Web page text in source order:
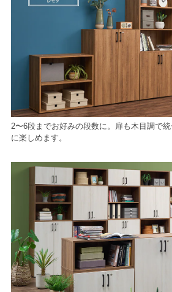
2〜6段までお好みの段数に。扉も木目調で
に楽しめます。